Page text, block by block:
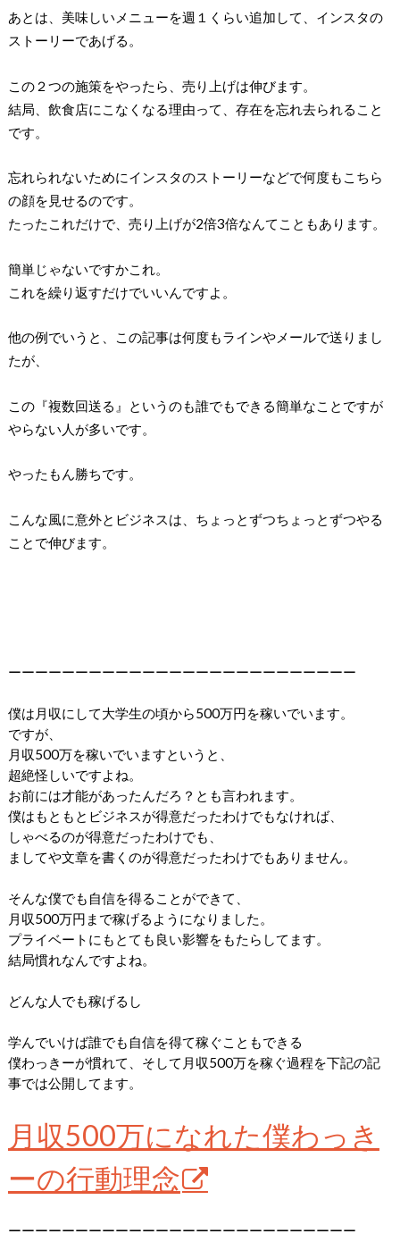
あとは、美味しいメニューを週１くらい追加して、インスタの
ストーリーであげる。
この２つの施策をやったら、売り上げは伸びます。
結局、飲食店にこなくなる理由って、存在を忘れ去られること
です。
忘れられないためにインスタのストーリーなどで何度もこちら
の顔を見せるのです。
たったこれだけで、売り上げが2倍3倍なんてこともあります。
簡単じゃないですかこれ。
これを繰り返すだけでいいんですよ。
他の例でいうと、この記事は何度もラインやメールで送りまし
たが、
この『複数回送る』というのも誰でもできる簡単なことですが
やらない人が多いです。
やったもん勝ちです。
こんな風に意外とビジネスは、ちょっとずつちょっとずつやる
ことで伸びます。
ーーーーーーーーーーーーーーーーーーーーーーーーーー
僕は月収にして大学生の頃から500万円を稼いでいます。
ですが、
月収500万を稼いでいますというと、
超絶怪しいですよね。
お前には才能があったんだろ？とも言われます。
僕はもともとビジネスが得意だったわけでもなければ、
しゃべるのが得意だったわけでも、
ましてや文章を書くのが得意だったわけでもありません。
そんな僕でも自信を得ることができて、
月収500万円まで稼げるようになりました。
プライベートにもとても良い影響をもたらしてます。
結局慣れなんですよね。
どんな人でも稼げるし
学んでいけば誰でも自信を得て稼ぐこともできる
僕わっきーが慣れて、そして月収500万を稼ぐ過程を下記の記
事では公開してます。
月収500万になれた僕わっき
ーの行動理念
ーーーーーーーーーーーーーーーーーーーーーーーーーー